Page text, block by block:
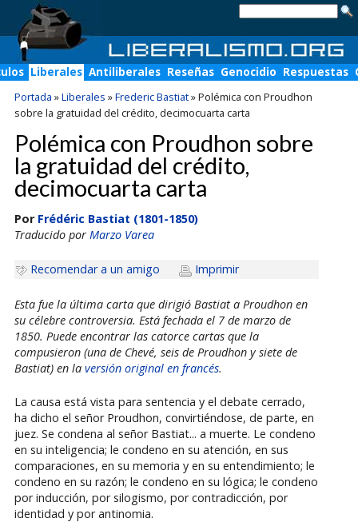
Liberales Antiliberales Reseñas Genocidio Respuestas
Portada »Liberales »Frederic Bastiat»Polémica con Proudhon
sobre la gratuidad del crédito, decimocuarta carta
Polémica con Proudhon sobre
la gratuidad del crédito,
decimocuarta carta
Por Frédéric Bastiat (1801-1850)
Traducido por Marzo Varea
Recomendar a un amigo Imprimir
Esta fue la última carta que dirigió Bastiat a Proudhon en
su célebre controversia. Está fechada el 7 de marzo de
1850. Puede encontrar las catorce cartas que la
compusieron (una de Chevé, seis de Proudhon y siete de
Bastiat) en la versión original en francés.
La causa está vista para sentencia y el debate cerrado,
ha dicho el señor Proudhon, convirtiéndose, de parte, en
juez. Se condena al señor Bastiat... a muerte. Le condeno
en su inteligencia; le condeno en su atención, en sus
comparaciones, en su memoria y en su entendimiento; le
condeno en su razón; le condeno en su lógica; le condeno
por inducción, por silogismo, por contradicción, por
identidad y por antinomia.